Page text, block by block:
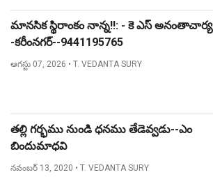
మానసిక స్థిరాంకం నాన్న!!: - కె ఎస్ అనంతాచార్య
-కరీంనగర్--9441195765
ఆగస్టు 07, 2026 • T. VEDANTA SURY
తల్లి గర్భము నుండి ధనము తేడెవ్వడు--ఎం
బిందుమాధవి
నవంబర్ 13, 2020 • T. VEDANTA SURY